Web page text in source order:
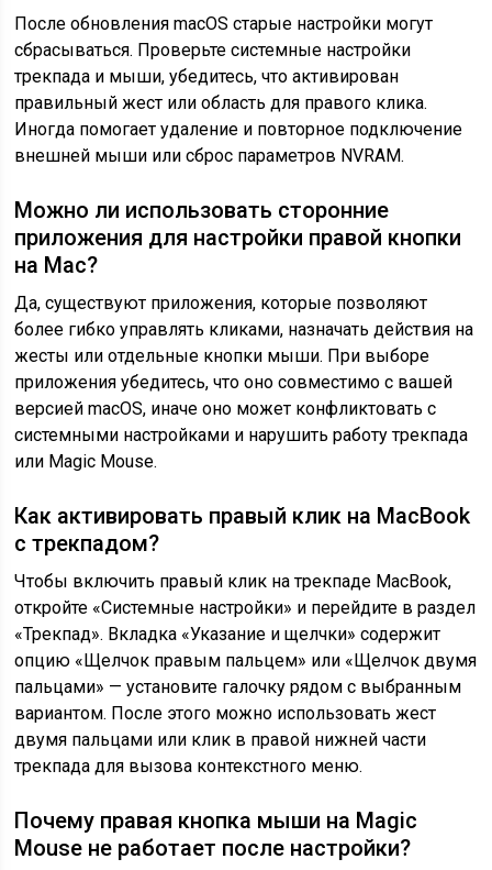
После обновления macOS старые настройки могут
сбрасываться. Проверьте системные настройки
трекпада и мыши, убедитесь, что активирован
правильный жест или область для правого клика.
Иногда помогает удаление и повторное подключение
внешней мыши или сброс параметров NVRAM.
Можно ли использовать сторонние
приложения для настройки правой кнопки
на Mac?
Да, существуют приложения, которые позволяют
более гибко управлять кликами, назначать действия на
жесты или отдельные кнопки мыши. При выборе
приложения убедитесь, что оно совместимо с вашей
версией macOS, иначе оно может конфликтовать с
системными настройками и нарушить работу трекпада
или Magic Mouse.
Как активировать правый клик на MacBook
с трекпадом?
Чтобы включить правый клик на трекпаде MacBook,
откройте «Системные настройки» и перейдите в раздел
«Трекпад». Вкладка «Указание и щелчки» содержит
опцию «Щелчок правым пальцем» или «Щелчок двумя
пальцами» — установите галочку рядом с выбранным
вариантом. После этого можно использовать жест
двумя пальцами или клик в правой нижней части
трекпада для вызова контекстного меню.
Почему правая кнопка мыши на Magic
Mouse не работает после настройки?